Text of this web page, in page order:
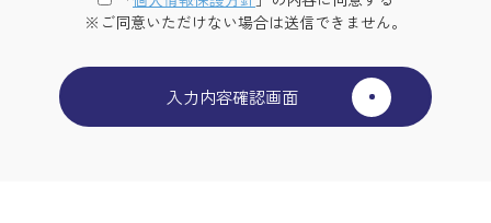
※ご同意いただけない場合は送信できません。